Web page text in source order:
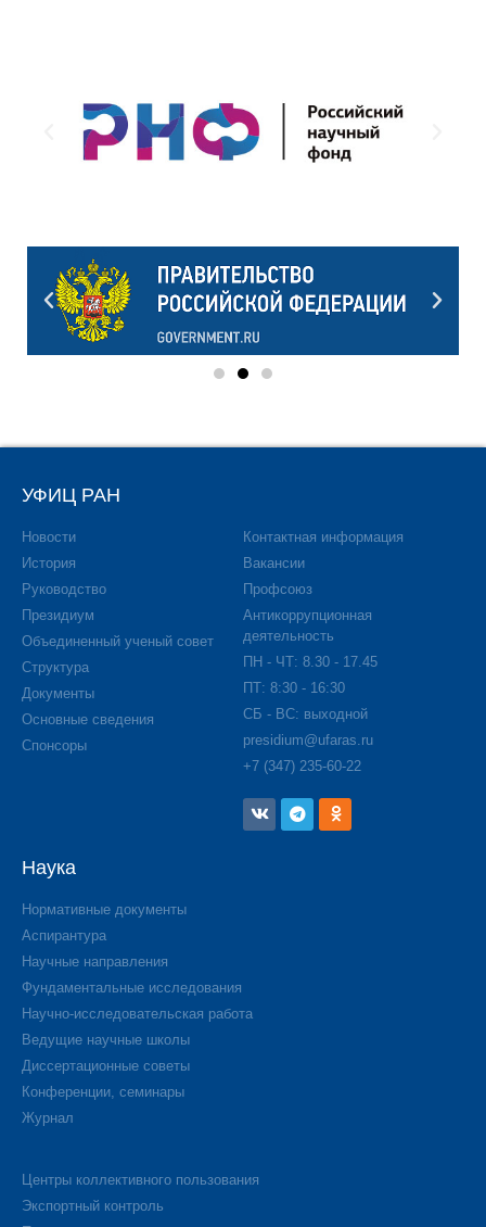
УФИЦ РАН
Новости
История
Руководство
Президиум
Объединенный ученый совет
Структура
Документы
Основные сведения
Спонсоры
Контактная информация
Вакансии
Профсоюз
Антикоррупционная
деятельность
ПН - ЧТ: 8.30 - 17.45
ПТ: 8:30 - 16:30
СБ - ВС: выходной
presidium@ufaras.ru
+7 (347) 235-60-22
Наука
Нормативные документы
Аспирантура
Научные направления
Фундаментальные исследования
Научно-исследовательская работа
Ведущие научные школы
Диссертационные советы
Конференции, семинары
Журнал
Центры коллективного пользования
Экспортный контроль